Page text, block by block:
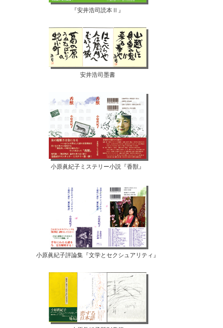
『安井浩司読本Ⅱ』
安井浩司墨書
小原眞紀子ミステリー小説『香獣』
小原眞紀子評論集『文学とセクシュアリティ』